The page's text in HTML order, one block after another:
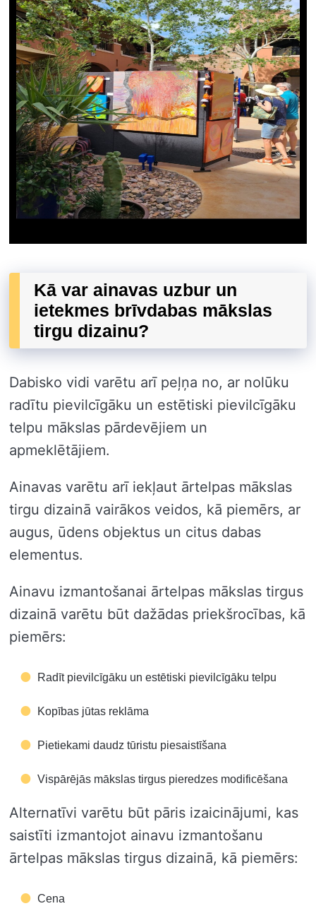
Kā var ainavas uzbur un
ietekmes brīvdabas mākslas
tirgu dizainu?
Dabisko vidi varētu arī peļņa no, ar nolūku
radītu pievilcīgāku un estētiski pievilcīgāku
telpu mākslas pārdevējiem un
apmeklētājiem.
Ainavas varētu arī iekļaut ārtelpas mākslas
tirgu dizainā vairākos veidos, kā piemērs, ar
augus, ūdens objektus un citus dabas
elementus.
Ainavu izmantošanai ārtelpas mākslas tirgus
dizainā varētu būt dažādas priekšrocības, kā
piemērs:
Radīt pievilcīgāku un estētiski pievilcīgāku telpu
Kopības jūtas reklāma
Pietiekami daudz tūristu piesaistīšana
Vispārējās mākslas tirgus pieredzes modificēšana
Alternatīvi varētu būt pāris izaicinājumi, kas
saistīti izmantojot ainavu izmantošanu
ārtelpas mākslas tirgus dizainā, kā piemērs:
Cena